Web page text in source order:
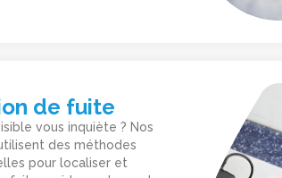
de fuite
vous inquiète ? Nos
des méthodes
pour localiser et